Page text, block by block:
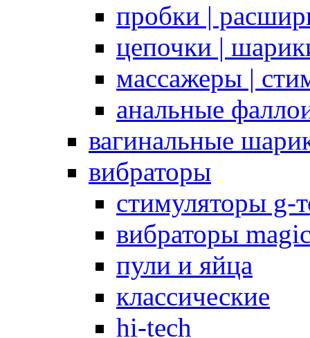
пробки |
цепочки |
массажеры |
анальные
вагинальные
вибраторы
стимуляторы g-
вибраторы
пули и яйца
классические
hi-tech